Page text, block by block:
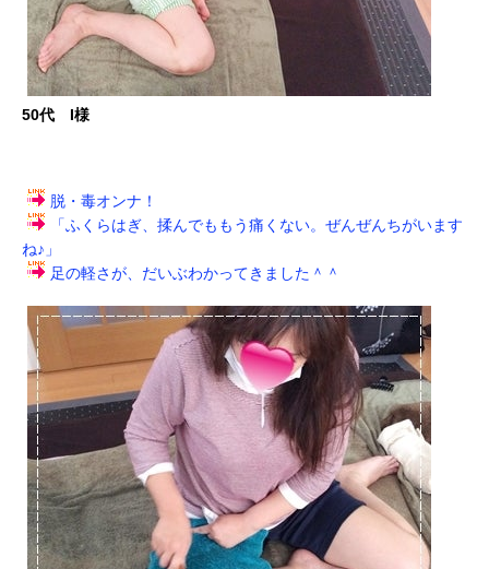
50代 I様
脱・毒オンナ！
「ふくらはぎ、揉んでももう痛くない。ぜんぜんちがいます
ね♪」
足の軽さが、だいぶわかってきました＾＾